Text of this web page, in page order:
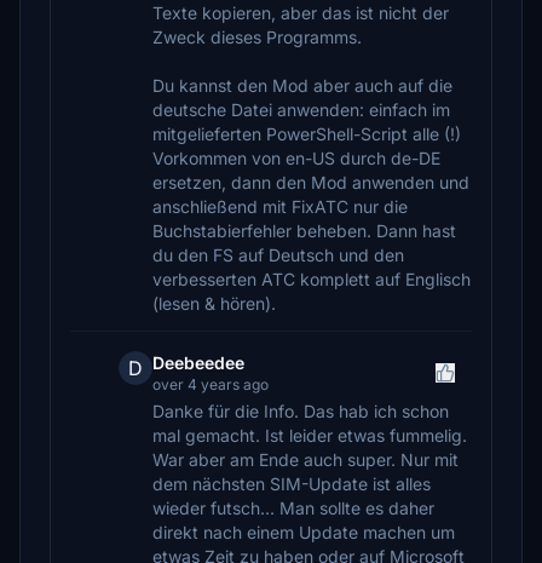
Texte kopieren, aber das ist nicht der
Zweck dieses Programms.
Du kannst den Mod aber auch auf die
deutsche Datei anwenden: einfach im
mitgelieferten PowerShell-Script alle (!)
Vorkommen von en-US durch de-DE
ersetzen, dann den Mod anwenden und
anschließend mit FixATC nur die
Buchstabierfehler beheben. Dann hast
du den FS auf Deutsch und den
verbesserten ATC komplett auf Englisch
(lesen & hören).
D Deebeedee
over 4 years ago
Danke für die Info. Das hab ich schon
mal gemacht. Ist leider etwas fummelig.
War aber am Ende auch super. Nur mit
dem nächsten SIM-Update ist alles
wieder futsch... Man sollte es daher
direkt nach einem Update machen um
etwas Zeit zu haben oder auf Microsoft